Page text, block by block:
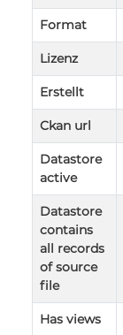
Format
Lizenz
Erstellt
Ckan url
Datastore
active
Datastore
contains
all records
of source
file
Has views